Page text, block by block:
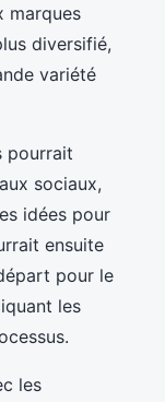
marques
diversifié,
variété
pourrait
sociaux,
idées pour
ensuite
pour le
les
les